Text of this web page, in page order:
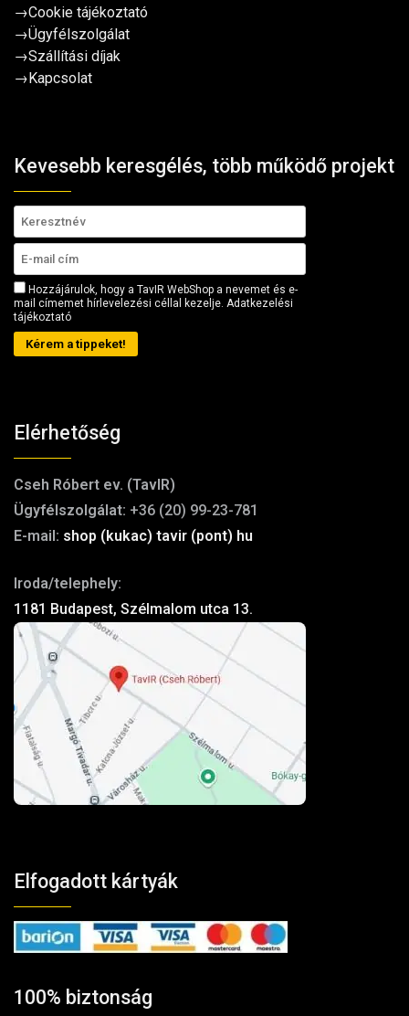
→Cookie tájékoztató
→Ügyfélszolgálat
→Szállítási díjak
→Kapcsolat
Kevesebb keresgélés, több működő projekt
Hozzájárulok, hogy a TavIR WebShop a nevemet és e-
mail címemet hírlevelezési céllal kezelje. Adatkezelési
tájékoztató
Kérem a tippeket!
Elérhetőség
Cseh Róbert ev. (TavIR)
Ügyfélszolgálat: +36 (20) 99-23-781
E-mail: shop (kukac) tavir (pont) hu
Iroda/telephely:
1181 Budapest, Szélmalom utca 13.
Elfogadott kártyák
100% biztonság